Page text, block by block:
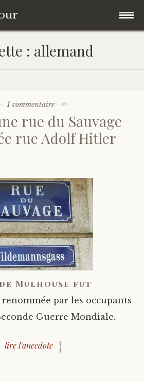
Générale
: allemand
1 commentaire
rue du Sauvage
rue Adolf Hitler
Mulhouse fut
par les occupants
Guerre Mondiale.
lire l'anecdote